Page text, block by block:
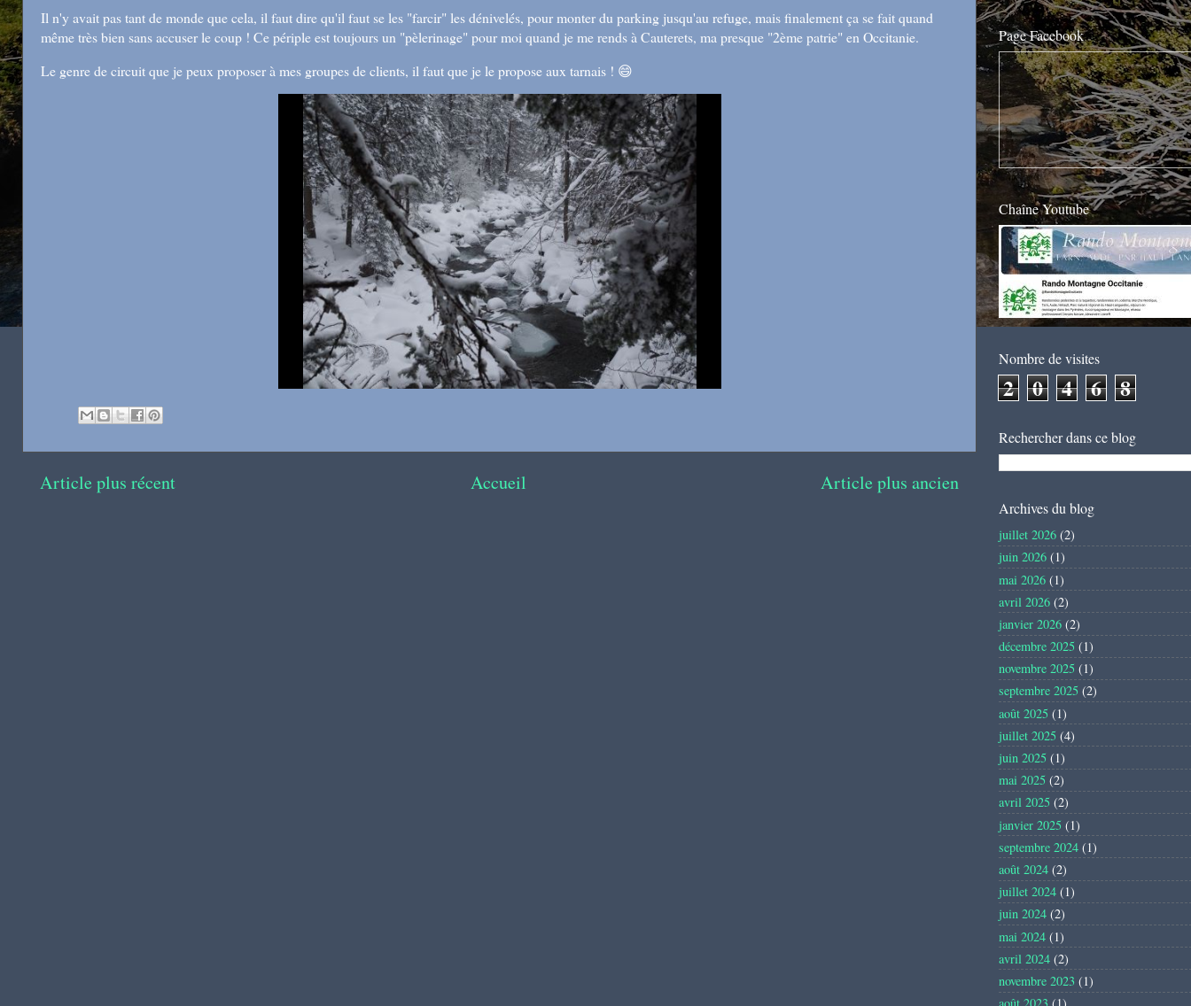
Il n'y avait pas tant de monde que cela, il faut dire qu'il faut se les "farcir" les dénivelés, pour monter du parking jusqu'au refuge, mais finalement ça se fait quand
même très bien sans accuser le coup ! Ce périple est toujours un "pèlerinage" pour moi quand je me rends à Cauterets, ma presque "2ème patrie" en Occitanie.
Le genre de circuit que je peux proposer à mes groupes de clients, il faut que je le propose aux tarnais ! 😄
Article plus récent Article plus ancien
Accueil
Page Facebook
Chaîne Youtube
Nombre de visites
2 0 4 6 8
Rechercher dans ce blog
Archives du blog
juillet 2026 (2)
juin 2026 (1)
mai 2026 (1)
avril 2026 (2)
janvier 2026 (2)
décembre 2025 (1)
novembre 2025 (1)
septembre 2025 (2)
août 2025 (1)
juillet 2025 (4)
juin 2025 (1)
mai 2025 (2)
avril 2025 (2)
janvier 2025 (1)
septembre 2024 (1)
août 2024 (2)
juillet 2024 (1)
juin 2024 (2)
mai 2024 (1)
avril 2024 (2)
novembre 2023 (1)